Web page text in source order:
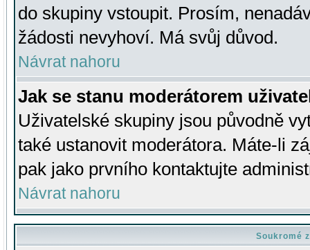
do skupiny vstoupit. Prosím,
žádosti nevyhoví. Má svůj důvod.
Návrat nahoru
Jak se stanu moderátorem
Uživatelské skupiny jsou původně
také ustanovit moderátora. Máte-li
pak jako prvního kontaktujte
Návrat nahoru
Soukromé